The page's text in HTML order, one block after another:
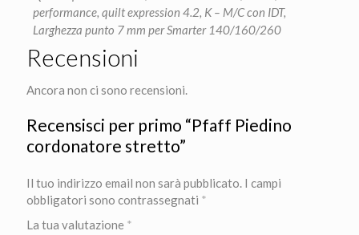
performance, quilt expression 4.2, K – M/C con IDT,
Larghezza punto 7 mm per Smarter 140/160/260
Recensioni
Ancora non ci sono recensioni.
Recensisci per primo “Pfaff Piedino
cordonatore stretto”
Il tuo indirizzo email non sarà pubblicato. I campi
obbligatori sono contrassegnati *
La tua valutazione *